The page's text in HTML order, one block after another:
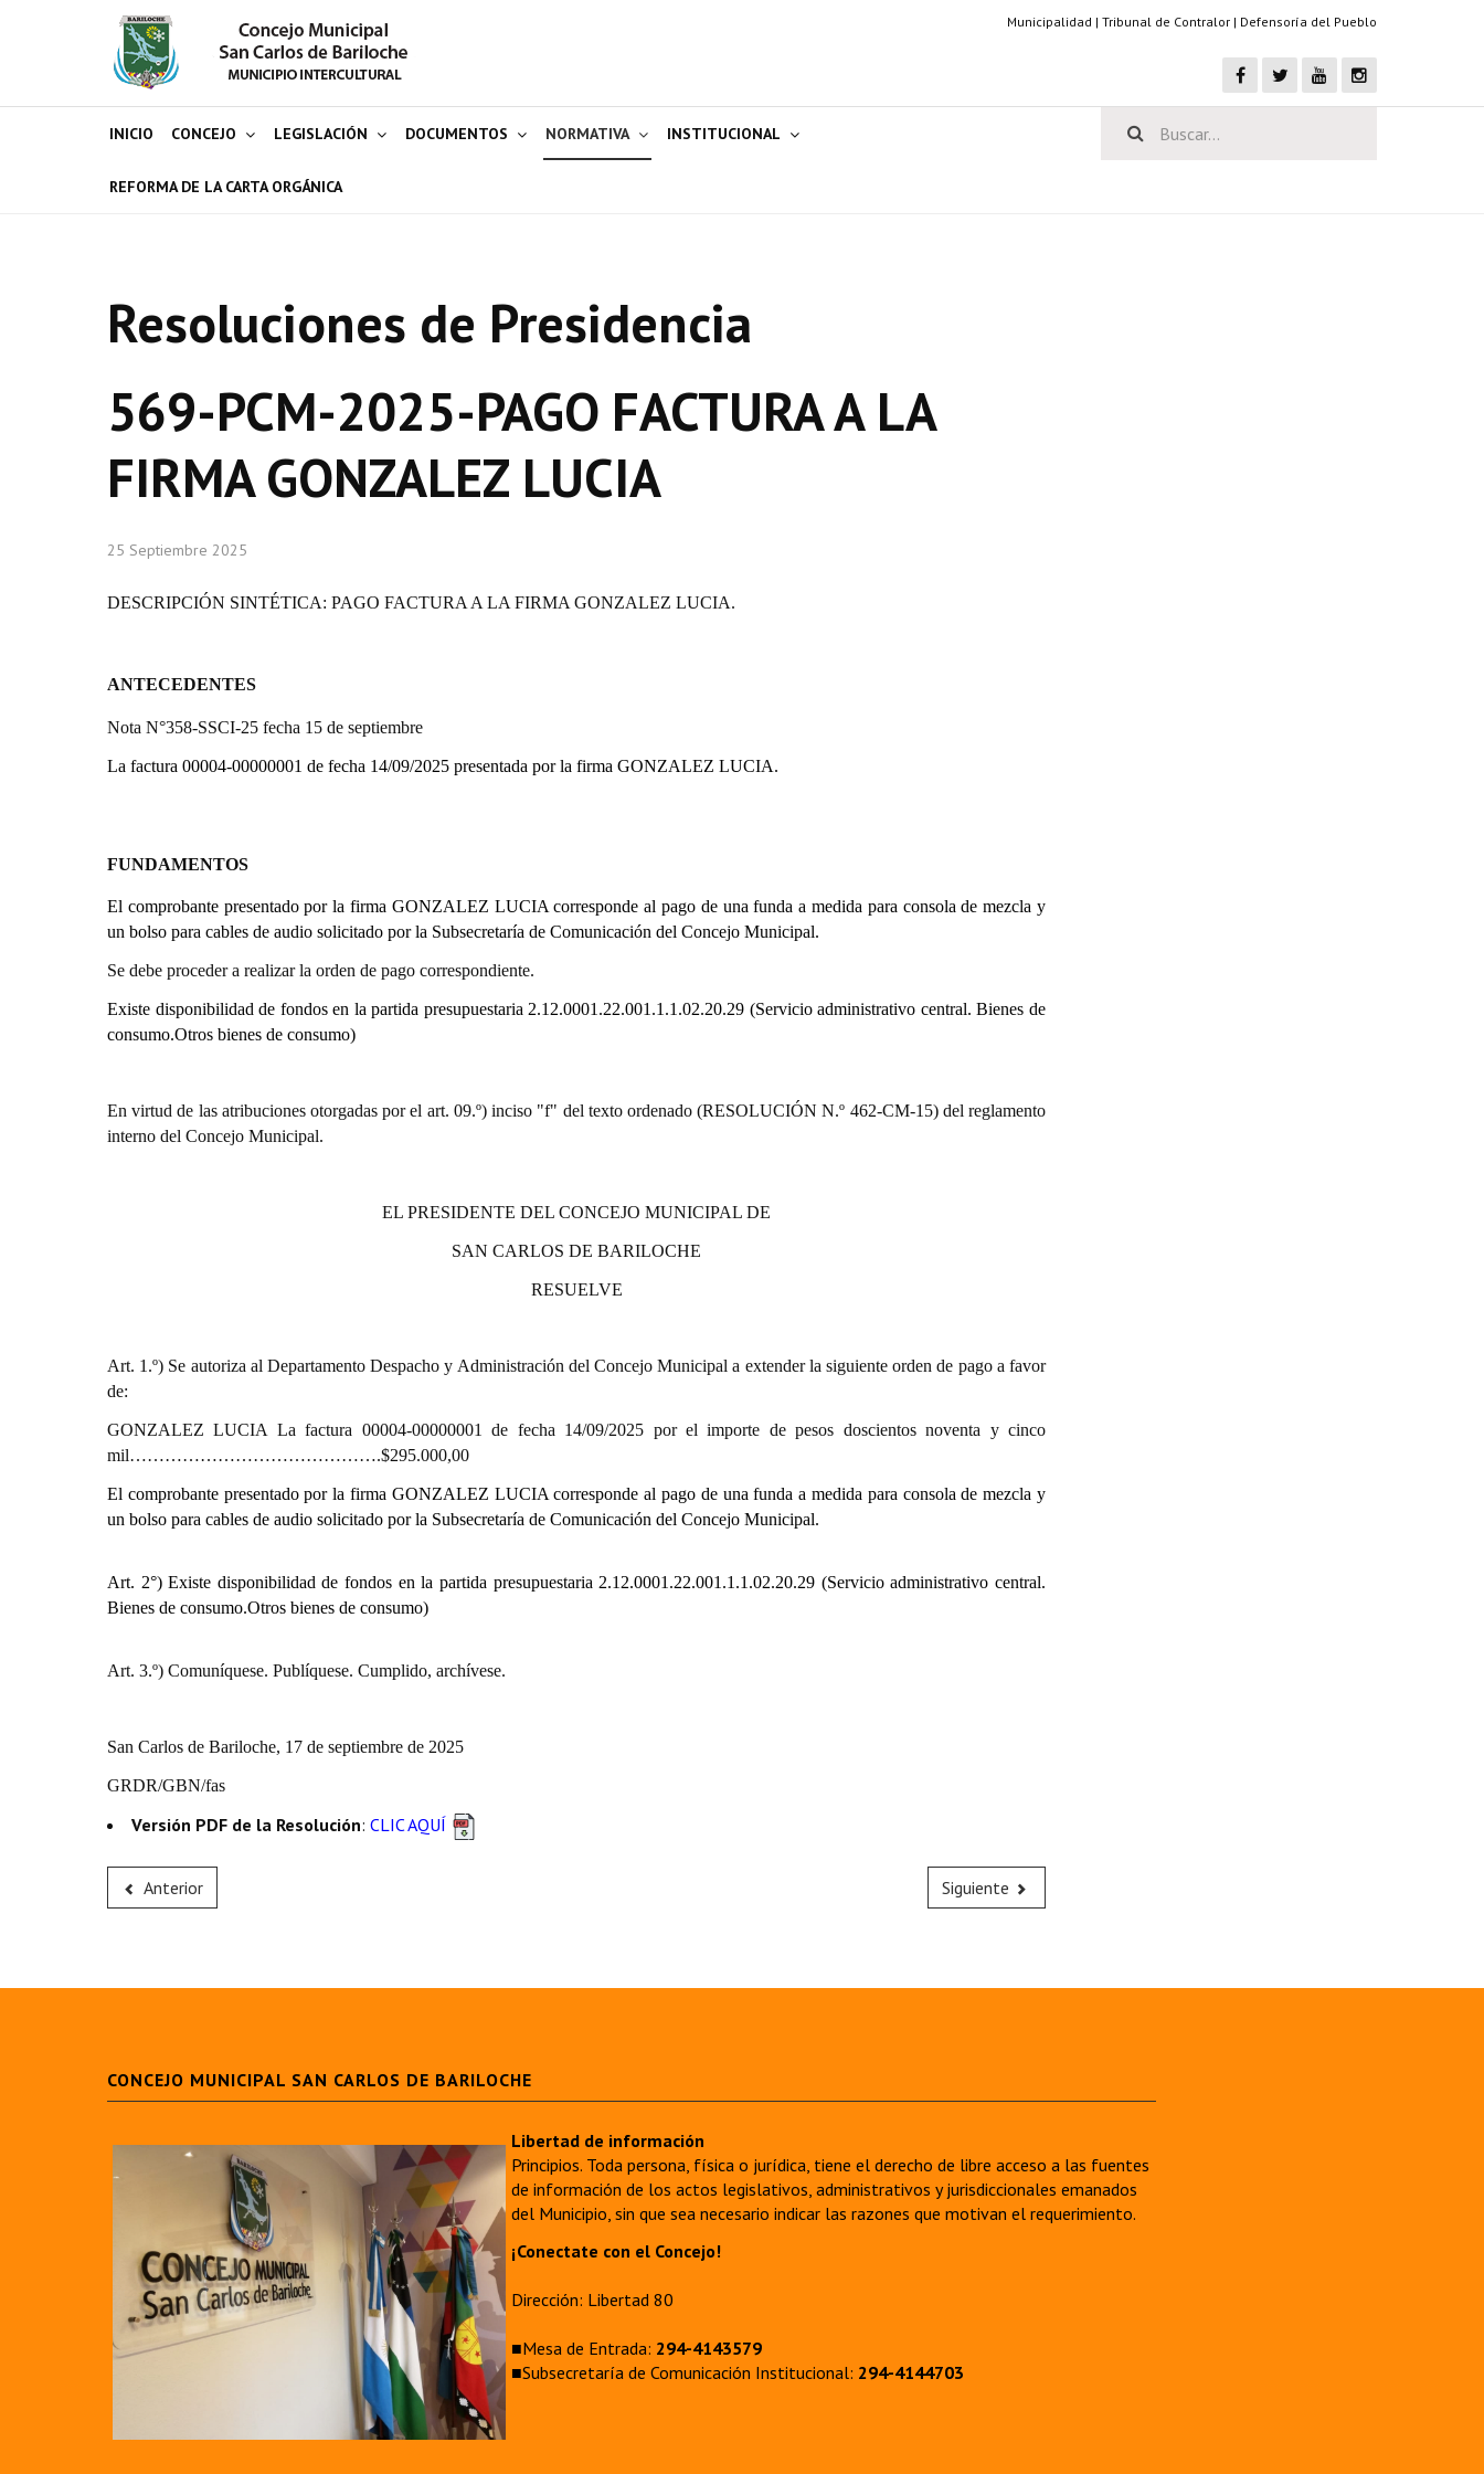
Municipalidad | Tribunal de Contralor | Defensoría del Pueblo
INICIO CONCEJO LEGISLACIÓN DOCUMENTOS NORMATIVA INSTITUCIONAL
REFORMA DE LA CARTA ORGÁNICA
Resoluciones de Presidencia
569-PCM-2025-PAGO FACTURA A LA
FIRMA GONZALEZ LUCIA
25 Septiembre 2025
DESCRIPCIÓN SINTÉTICA: PAGO FACTURA A LA FIRMA GONZALEZ LUCIA.
ANTECEDENTES
Nota N°358-SSCI-25 fecha 15 de septiembre
La factura 00004-00000001 de fecha 14/09/2025 presentada por la firma GONZALEZ LUCIA.
FUNDAMENTOS
El comprobante presentado por la firma GONZALEZ LUCIA corresponde al pago de una funda a medida para consola de mezcla y
un bolso para cables de audio solicitado por la Subsecretaría de Comunicación del Concejo Municipal.
Se debe proceder a realizar la orden de pago correspondiente.
Existe disponibilidad de fondos en la partida presupuestaria 2.12.0001.22.001.1.1.02.20.29 (Servicio administrativo central. Bienes de
consumo.Otros bienes de consumo)
En virtud de las atribuciones otorgadas por el art. 09.º) inciso "f" del texto ordenado (RESOLUCIÓN N.º 462-CM-15) del reglamento
interno del Concejo Municipal.
EL PRESIDENTE DEL CONCEJO MUNICIPAL DE
SAN CARLOS DE BARILOCHE
RESUELVE
Art. 1.º) Se autoriza al Departamento Despacho y Administración del Concejo Municipal a extender la siguiente orden de pago a favor
de:
GONZALEZ LUCIA La factura 00004-00000001 de fecha 14/09/2025 por el importe de pesos doscientos noventa y cinco
mil…………………………………….$295.000,00
El comprobante presentado por la firma GONZALEZ LUCIA corresponde al pago de una funda a medida para consola de mezcla y
un bolso para cables de audio solicitado por la Subsecretaría de Comunicación del Concejo Municipal.
Art. 2°)Existe disponibilidad de fondos en la partida presupuestaria 2.12.0001.22.001.1.1.02.20.29 (Servicio administrativo central.
Bienes de consumo.Otros bienes de consumo)
Art. 3.º) Comuníquese. Publíquese. Cumplido, archívese.
San Carlos de Bariloche, 17 de septiembre de 2025
GRDR/GBN/fas
Versión PDF de la Resolución: CLIC AQUÍ
Anterior Siguiente
CONCEJO MUNICIPAL SAN CARLOS DE BARILOCHE
Libertad de información
Principios. Toda persona, física o jurídica, tiene el derecho de libre acceso a las fuentes
de información de los actos legislativos, administrativos y jurisdiccionales emanados
del Municipio, sin que sea necesario indicar las razones que motivan el requerimiento.
¡Conectate con el Concejo!
Dirección: Libertad 80
■Mesa de Entrada: 294-4143579
■Subsecretaría de Comunicación Institucional: 294-4144703